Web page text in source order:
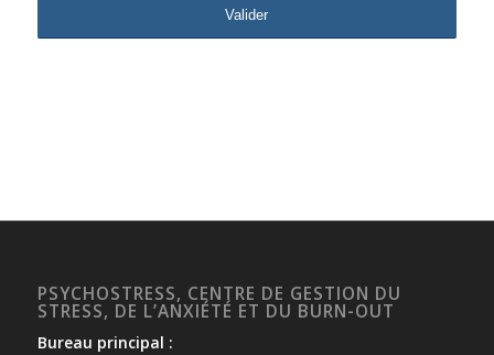
PSYCHOSTRESS, CENTRE DE GESTION DU
STRESS, DE L’ANXIÉTÉ ET DU BURN-OUT
Bureau principal :